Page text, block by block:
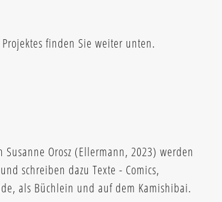
finden Sie weiter unten.
Orosz (Ellermann, 2023) werden
schreiben dazu Texte - Comics,
als Büchlein und auf dem Kamishibai.